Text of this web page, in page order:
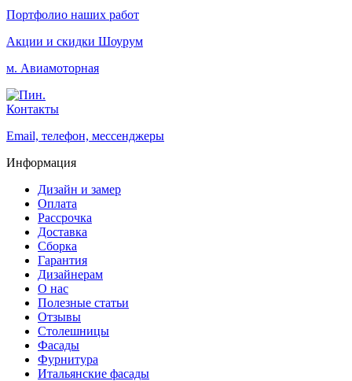
Портфолио наших работ
Акции и скидки Шоурум
м. Авиамоторная
Контакты
Email, телефон, мессенджеры
Информация
Дизайн и замер
Оплата
Рассрочка
Доставка
Сборка
Гарантия
Дизайнерам
О нас
Полезные статьи
Отзывы
Столешницы
Фасады
Фурнитура
Итальянские фасады